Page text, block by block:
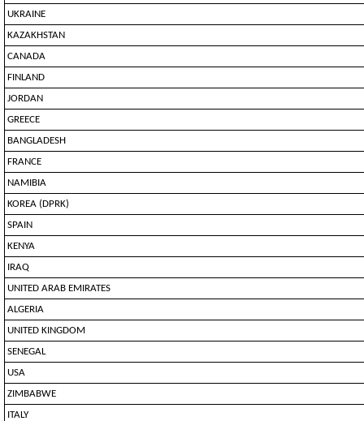
UKRAINE
KAZAKHSTAN
CANADA
FINLAND
JORDAN
GREECE
BANGLADESH
FRANCE
NAMIBIA
KOREA (DPRK)
SPAIN
KENYA
IRAQ
UNITED ARAB EMIRATES
ALGERIA
UNITED KINGDOM
SENEGAL
USA
ZIMBABWE
ITALY